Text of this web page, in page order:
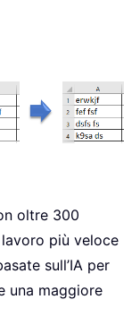
oltre 300
più veloce
sull’IA per
una maggiore